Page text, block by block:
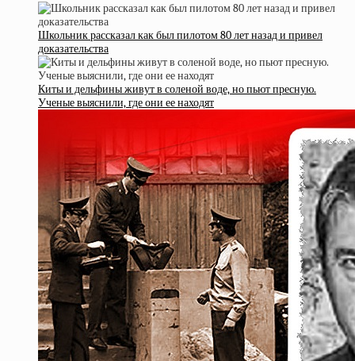
Школьник рассказал как был пилотом 80 лет назад и привел
доказательства
Киты и дельфины живут в соленой воде, но пьют пресную.
Ученые выяснили, где они ее находят